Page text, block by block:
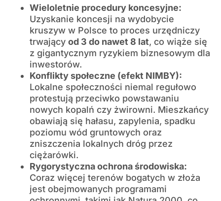
Wieloletnie procedury koncesyjne:
Uzyskanie koncesji na wydobycie
kruszyw w Polsce to proces urzędniczy
trwający od 3 do nawet 8 lat, co wiąże się
z gigantycznym ryzykiem biznesowym dla
inwestorów.
Konflikty społeczne (efekt NIMBY):
Lokalne społeczności niemal regułowo
protestują przeciwko powstawaniu
nowych kopalń czy żwirowni. Mieszkańcy
obawiają się hałasu, zapylenia, spadku
poziomu wód gruntowych oraz
zniszczenia lokalnych dróg przez
ciężarówki.
Rygorystyczna ochrona środowiska:
Coraz więcej terenów bogatych w złoża
jest obejmowanych programami